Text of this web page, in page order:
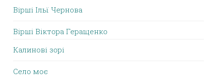
Вірші Ільї Чернова
Вірші Віктора Геращенко
Калинові зорі
Село моє